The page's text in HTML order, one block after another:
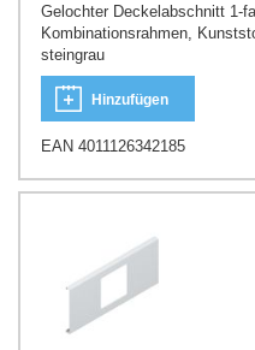
Gelochter Deckelabschnitt 1-
Kombinationsrahmen,
steingrau
Hinzufügen
EAN 4011126342185